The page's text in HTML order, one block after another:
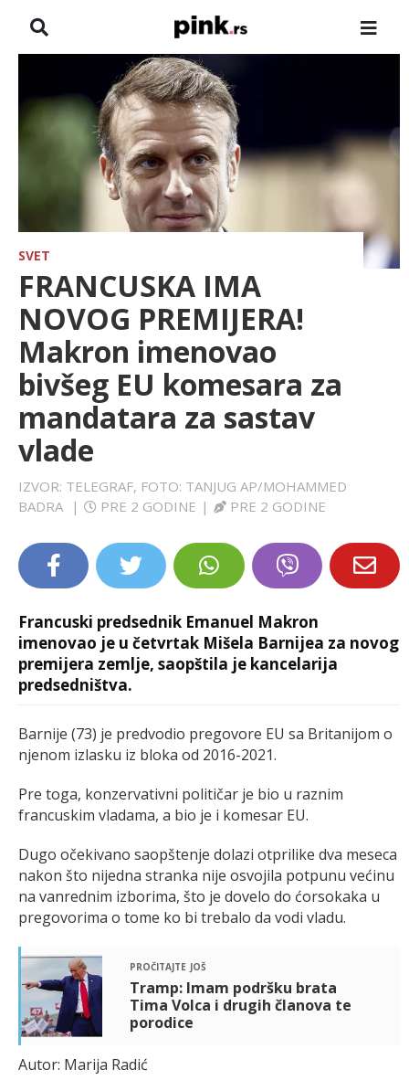
VESTI
HRONIKA
FARMERI
TV
SPORT
LIFESTYLE
SVET
FRANCUSKA IMA
NOVOG PREMIJERA!
Makron imenovao
bivšeg EU komesara za
mandatara za sastav
vlade
IZVOR: TELEGRAF, FOTO: TANJUG AP/MOHAMMED
BADRA
| PRE 2 GODINE | PRE 2 GODINE
Francuski predsednik Emanuel Makron
imenovao je u četvrtak Mišela Barnijea za novog
premijera zemlje, saopštila je kancelarija
predsedništva.
Barnije (73) je predvodio pregovore EU sa Britanijom o
njenom izlasku iz bloka od 2016-2021.
Pre toga, konzervativni političar je bio u raznim
francuskim vladama, a bio je i komesar EU.
Dugo očekivano saopštenje dolazi otprilike dva meseca
nakon što nijedna stranka nije osvojila potpunu većinu
na vanrednim izborima, što je dovelo do ćorsokaka u
pregovorima o tome ko bi trebalo da vodi vladu.
pročitajte još
Tramp: Imam podršku brata
Tima Volca i drugih članova te
porodice
Autor: Marija Radić